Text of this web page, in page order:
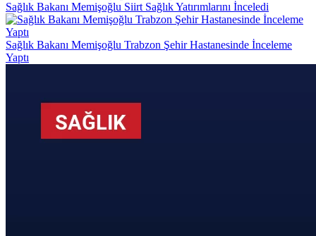
Sağlık Bakanı Memişoğlu Siirt Sağlık Yatırımlarını İnceledi
Sağlık Bakanı Memişoğlu Trabzon Şehir Hastanesinde İnceleme
Yaptı